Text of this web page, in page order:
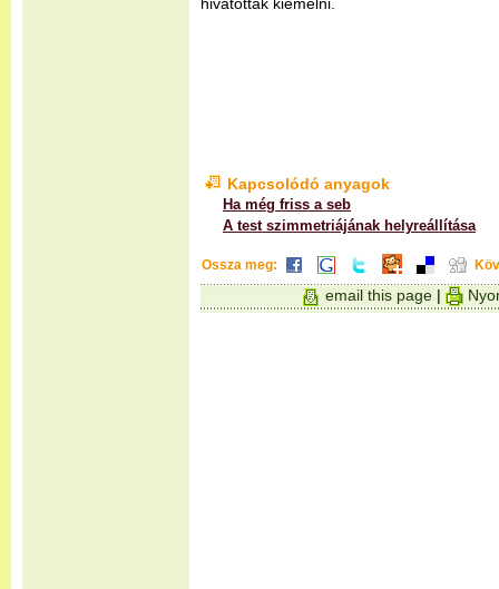
Kapcsolódó anyagok
Ha még friss a seb
A test szimmetriájának helyreállítása
Ossza meg:
email this page|